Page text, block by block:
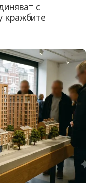
с
кражбите